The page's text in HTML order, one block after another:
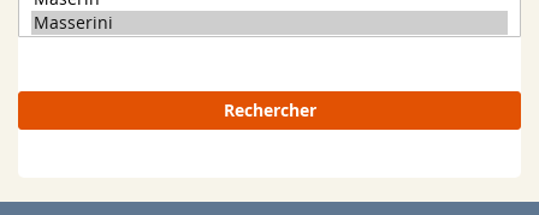
Rechercher